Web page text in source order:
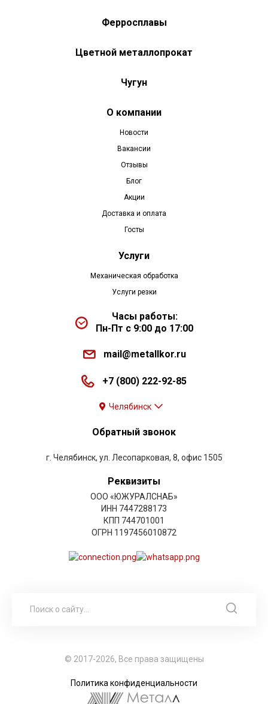
Ферросплавы
Цветной металлопрокат
Чугун
О компании
Новости
Вакансии
Отзывы
Блог
Акции
Доставка и оплата
Госты
Услуги
Механическая обработка
Услуги резки
Часы работы:
Пн-Пт с 9:00 до 17:00
mail@metallkor.ru
+7 (800) 222-92-85
Челябинск
Обратный звонок
г. Челябинск, ул. Лесопарковая, 8, офис 1505
Реквизиты
ООО «ЮЖУРАЛСНАБ»
ИНН 7447288173
КПП 744701001
ОГРН 1197456010872
© 2017-2026, Все права защищены
Политика конфиденциальности